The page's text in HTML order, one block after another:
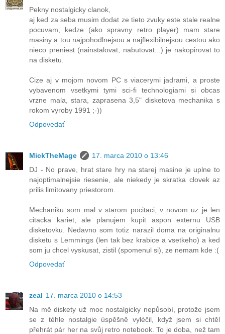
Pekny nostalgicky clanok,
aj ked za seba musim dodat ze tieto zvuky este stale realne
pocuvam, kedze (ako spravny retro player) mam stare
masiny a tou najpohodlnejsou a najflexibilnejsou cestou ako
nieco preniest (nainstalovat, nabutovat...) je nakopirovat to
na disketu.
Cize aj v mojom novom PC s viacerymi jadrami, a proste
vybavenom vsetkymi tymi sci-fi technologiami si obcas
vrzne mala, stara, zaprasena 3,5" disketova mechanika s
rokom vyroby 1991 ;-))
Odpovedať
MickTheMage
17. marca 2010 o 13:46
DJ - No prave, hrat stare hry na starej masine je uplne to
najoptimalnejsie riesenie, ale niekedy je skratka clovek az
prilis limitovany priestorom.
Mechaniku som mal v starom pocitaci, v novom uz je len
citacka kariet, ale planujem kupit aspon externu USB
disketovku. Nedavno som totiz narazil doma na originalnu
disketu s Lemmings (len tak bez krabice a vsetkeho) a ked
som ju chcel vyskusat, zistil (spomenul si), ze nemam kde :(
Odpovedať
zeal 17. marca 2010 o 14:53
Na mě diskety už moc nostalgicky nepůsobí, protože jsem
se z téhle nostalgie úspěšně vyléčil, když jsem si chtěl
přehrát pár her na svůj retro notebook. To je doba, než tam